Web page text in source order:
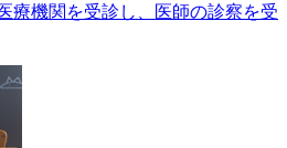
療機関を受診し、医師の診察を受